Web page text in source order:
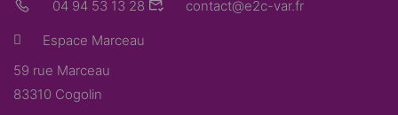
04 94 53 13 28 contact@e2c-var.fr
Espace Marceau
59 rue Marceau
83310 Cogolin